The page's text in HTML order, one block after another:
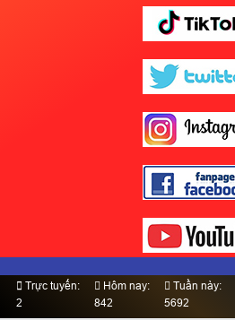
Trực tuyến:
2
Hôm nay:
842
Tuần này:
5692